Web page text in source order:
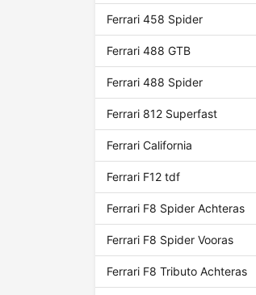
Ferrari 458 Spider
Ferrari 488 GTB
Ferrari 488 Spider
Ferrari 812 Superfast
Ferrari California
Ferrari F12 tdf
Ferrari F8 Spider Achteras
Ferrari F8 Spider Vooras
Ferrari F8 Tributo Achteras